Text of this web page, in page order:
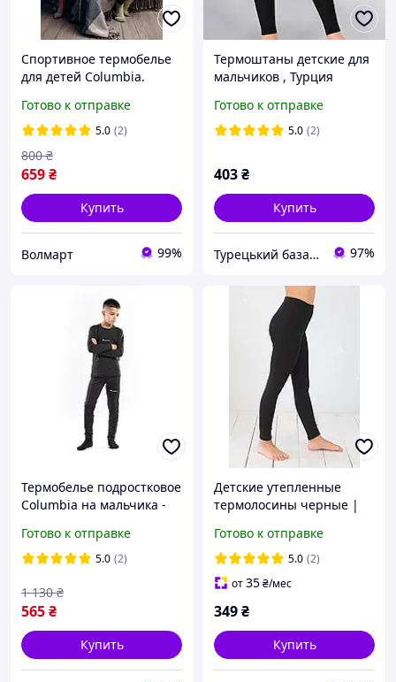
Спортивное термобелье
для детей Columbia.
футбола. Термобелье для
подростков
Готово к отправке
5.0 (2)
659₴
800 ₴
Купить
Волмарт 99%
Термоштаны детские для
мальчиков , Турция
Готово к отправке
5.0 (2)
403₴
Купить
Турецький базар інтернет-магазин 97%
Термобелье подростковое
Columbia на мальчика -
качество- рост 110-164 -
Унисекс
Готово к отправке
5.0 (2)
565₴
1 130 ₴
Купить
Детские утепленные
термолосины черные |
Готово к отправке
5.0 (2)
от35₴/мес
349₴
Купить